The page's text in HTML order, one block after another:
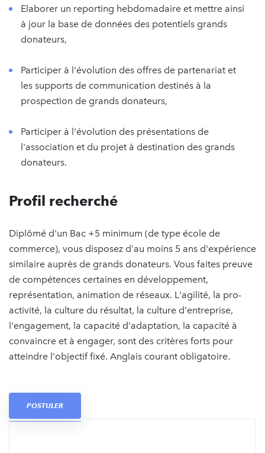
Elaborer un reporting hebdomadaire et mettre ainsi
à jour la base de données des potentiels grands
donateurs,
Participer à l'évolution des offres de partenariat et
les supports de communication destinés à la
prospection de grands donateurs,
Participer à l'évolution des présentations de
l'association et du projet à destination des grands
donateurs.
Profil recherché
Diplômé d'un Bac +5 minimum (de type école de
commerce), vous disposez d'au moins 5 ans d'expérience
similaire auprès de grands donateurs. Vous faites preuve
de compétences certaines en développement,
représentation, animation de réseaux. L'agilité, la pro-
activité, la culture du résultat, la culture d'entreprise,
l'engagement, la capacité d'adaptation, la capacité à
convaincre et à engager, sont des critères forts pour
atteindre l'objectif fixé. Anglais courant obligatoire.
POSTULER